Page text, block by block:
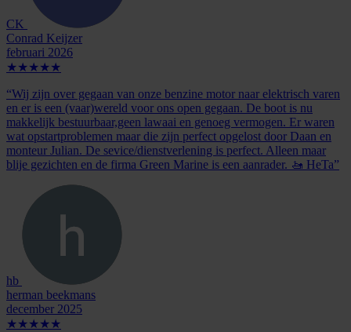
CK
Conrad Keijzer
februari 2026
★★★★★
“Wij zijn over gegaan van onze benzine motor naar elektrisch varen
en er is een (vaar)wereld voor ons open gegaan. De boot is nu
makkelijk bestuurbaar,geen lawaai en genoeg vermogen. Er waren
wat opstartproblemen maar die zijn perfect opgelost door Daan en
monteur Julian. De sevice/dienstverlening is perfect. Alleen maar
blije gezichten en de firma Green Marine is een aanrader. 🚤 HeTa”
hb
herman beekmans
december 2025
★★★★★